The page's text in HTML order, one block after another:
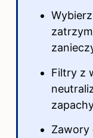
Filtry z
Zawory